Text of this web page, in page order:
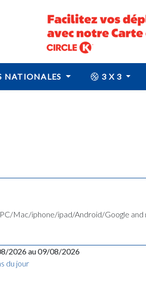
NATIONALES 3 X 3
Mac/iphone/ipad/Android/Google and
2026 au 09/08/2026
du jour